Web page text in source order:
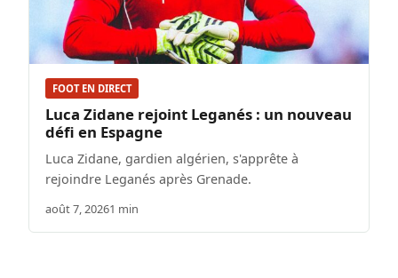
FOOT EN DIRECT
Luca Zidane rejoint Leganés : un nouveau
défi en Espagne
Luca Zidane, gardien algérien, s'apprête à
rejoindre Leganés après Grenade.
août 7, 20261 min